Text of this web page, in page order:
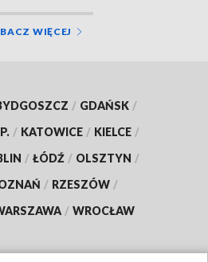
WIĘCEJ
/ GDAŃSK /
/ KATOWICE / KIELCE /
/ ŁÓDŹ / OLSZTYN /
/ RZESZÓW /
/ WROCŁAW